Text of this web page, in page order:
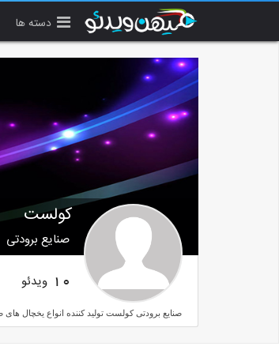
دسته ها
کولست
صنایع برودتی
10 ویدئو
صنایع برودتی کولست تولید کننده انواع یخچال